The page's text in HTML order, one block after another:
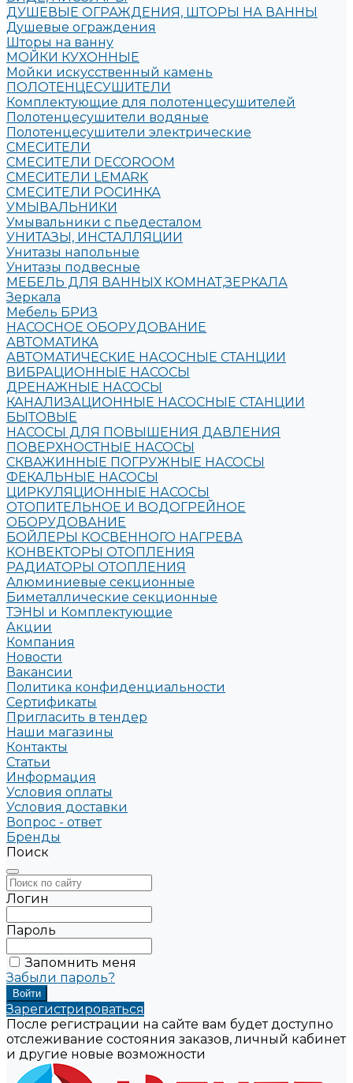
ДУШЕВЫЕ ОГРАЖДЕНИЯ, ШТОРЫ НА ВАННЫ
Душевые ограждения
Шторы на ванну
МОЙКИ КУХОННЫЕ
Мойки искусственный камень
ПОЛОТЕНЦЕСУШИТЕЛИ
Комплектующие для полотенцесушителей
Полотенцесушители водяные
Полотенцесушители электрические
СМЕСИТЕЛИ
СМЕСИТЕЛИ DECOROOM
СМЕСИТЕЛИ LEMARK
СМЕСИТЕЛИ РОСИНКА
УМЫВАЛЬНИКИ
Умывальники с пьедесталом
УНИТАЗЫ, ИНСТАЛЛЯЦИИ
Унитазы напольные
Унитазы подвесные
МЕБЕЛЬ ДЛЯ ВАННЫХ КОМНАТ,ЗЕРКАЛА
Зеркала
Мебель БРИЗ
НАСОСНОЕ ОБОРУДОВАНИЕ
АВТОМАТИКА
АВТОМАТИЧЕСКИЕ НАСОСНЫЕ СТАНЦИИ
ВИБРАЦИОННЫЕ НАСОСЫ
ДРЕНАЖНЫЕ НАСОСЫ
КАНАЛИЗАЦИОННЫЕ НАСОСНЫЕ СТАНЦИИ
БЫТОВЫЕ
НАСОСЫ ДЛЯ ПОВЫШЕНИЯ ДАВЛЕНИЯ
ПОВЕРХНОСТНЫЕ НАСОСЫ
СКВАЖИННЫЕ ПОГРУЖНЫЕ НАСОСЫ
ФЕКАЛЬНЫЕ НАСОСЫ
ЦИРКУЛЯЦИОННЫЕ НАСОСЫ
ОТОПИТЕЛЬНОЕ И ВОДОГРЕЙНОЕ
ОБОРУДОВАНИЕ
БОЙЛЕРЫ КОСВЕННОГО НАГРЕВА
КОНВЕКТОРЫ ОТОПЛЕНИЯ
РАДИАТОРЫ ОТОПЛЕНИЯ
Алюминиевые секционные
Биметаллические секционные
ТЭНЫ и Комплектующие
Акции
Компания
Новости
Вакансии
Политика конфиденциальности
Сертификаты
Пригласить в тендер
Наши магазины
Контакты
Статьи
Информация
Условия оплаты
Условия доставки
Вопрос - ответ
Бренды
Поиск
Логин
Пароль
Запомнить меня
Забыли пароль?
Зарегистрироваться
После регистрации на сайте вам будет доступно
отслеживание состояния заказов, личный кабинет
и другие новые возможности